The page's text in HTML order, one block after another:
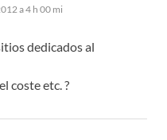
a 4 h 00 mi
dedicados al
coste etc. ?